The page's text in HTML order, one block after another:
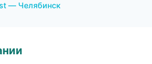
— Челябинск